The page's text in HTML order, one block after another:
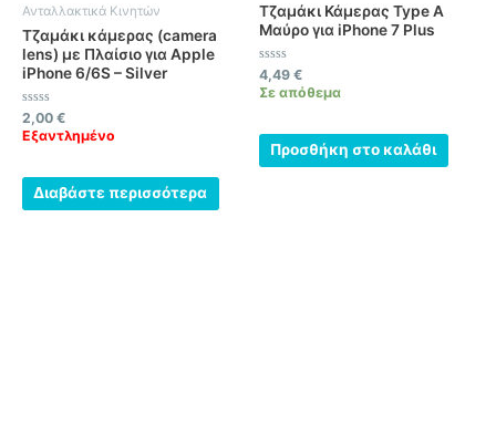
Ανταλλακτικά Κινητών
Τζαμάκι κάμερας (camera
lens) με Πλαίσιο για Apple
iPhone 6/6S – Silver
Βαθμολογήθηκε
με
0
2,00 €
Εξαντλημένο
Διαβάστε περισσότερα
Τζαμάκι Κάμερας Type A
Μαύρο για iPhone 7 Plus
Βαθμολογήθηκε
με
0
4,49 €
Σε απόθεμα
Προσθήκη στο καλάθι